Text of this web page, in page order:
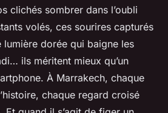
clichés sombrer dans l’oubli
volés, ces sourires capturés
dorée qui baigne les
ils méritent mieux qu’un
À Marrakech, chaque
chaque regard croisé